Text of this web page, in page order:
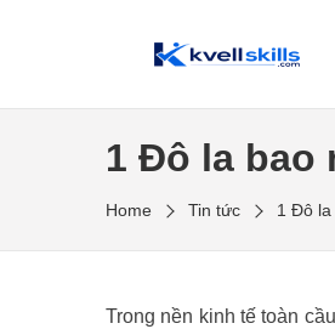
My WordPress Blog
1 Đô la bao
Home Tin tức 1 Đô la
Trong nền kinh tế toàn